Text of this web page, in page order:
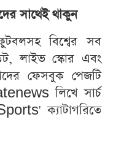
সাথেই থাকুন
বিশ্বের সব
লাইভ স্কোর এবং
ফেসবুক পেজটি
লিখে সার্চ
ক্যাটাগরিতে